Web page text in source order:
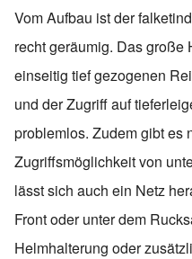
Vom Aufbau ist der
recht geräumig. Das große
einseitig tief gezogenen
und der Zugriff auf
problemlos. Zudem gibt es
Zugriffsmöglichkeit von
lässt sich auch ein Netz
Front oder unter dem
Helmhalterung oder